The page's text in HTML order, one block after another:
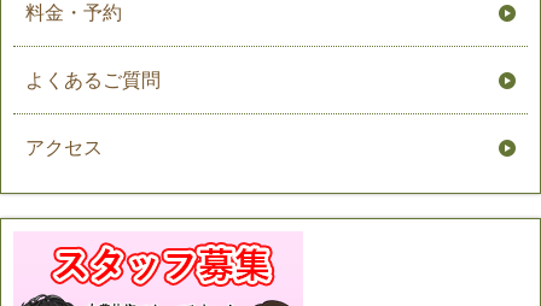
料金・予約
よくあるご質問
アクセス